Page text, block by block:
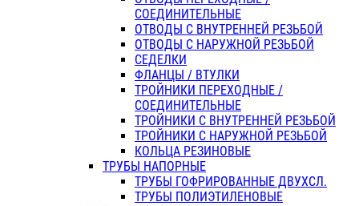
СОЕДИНИТЕЛЬНЫЕ
ОТВОДЫ С ВНУТРЕННЕЙ РЕЗЬБОЙ
ОТВОДЫ С НАРУЖНОЙ РЕЗЬБОЙ
СЕДЕЛКИ
ФЛАНЦЫ / ВТУЛКИ
ТРОЙНИКИ ПЕРЕХОДНЫЕ /
СОЕДИНИТЕЛЬНЫЕ
ТРОЙНИКИ С ВНУТРЕННЕЙ РЕЗЬБОЙ
ТРОЙНИКИ С НАРУЖНОЙ РЕЗЬБОЙ
КОЛЬЦА РЕЗИНОВЫЕ
ТРУБЫ НАПОРНЫЕ
ТРУБЫ ГОФРИРОВАННЫЕ ДВУХСЛ.
ТРУБЫ ПОЛИЭТИЛЕНОВЫЕ